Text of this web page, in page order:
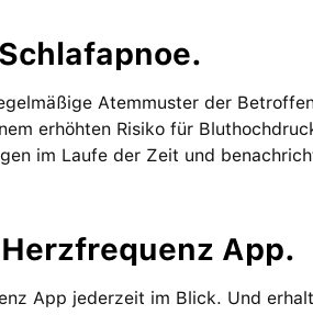
Atemmuster der
erhöhten Risiko für
im Laufe der Zeit und
App.
App jederzeit im Blick. Und